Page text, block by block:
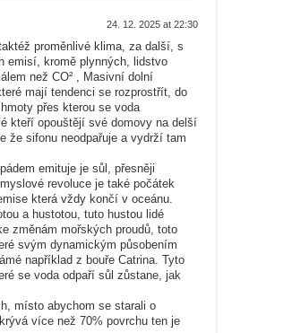
24. 12. 2025 at 22:30
proměnlivé klima, za další, s
emisí, kromě plynných, lidstvo
než CO² , Masivní dolní
mají tendenci se rozprostřít, do
přes kterou se voda
kteří opouštějí své domovy na delší
že sifonu neodpařuje a vydrží tam
emituje je sůl, přesněji
revoluce je také počátek
která vždy končí v oceánu.
a hustotou, tuto hustou lidé
změnám mořských proudů, toto
svým dynamickým působením
například z bouře Catrina. Tyto
se voda odpaří sůl zůstane, jak
místo abychom se starali o
více než 70% povrchu ten je